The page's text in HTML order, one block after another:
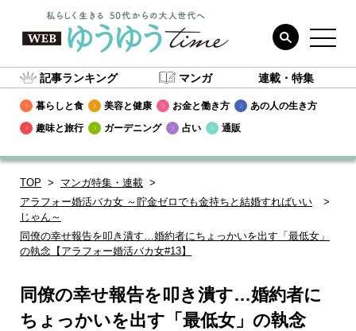
記事ランキング マンガ 連載・特集
暮らしと食 美容と健康 お金と働き方
あの人の生き方
趣味と旅行
ガーデニング 占い 通販
TOP
マンガ特集・連載
アラフォー婚活バカ女 ～貯金ゼロでも金持ちと結婚すればいい
じゃん～
同僚の幸せ報告を叩き潰す…婚約者にちょっかいを出す「最低女」
の執念【アラフォー婚活バカ女#13】
同僚の幸せ報告を叩き潰す…婚約者に
ちょっかいを出す「最低女」の執念